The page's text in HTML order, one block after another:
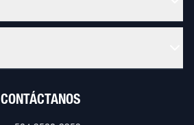
CONTÁCTANOS